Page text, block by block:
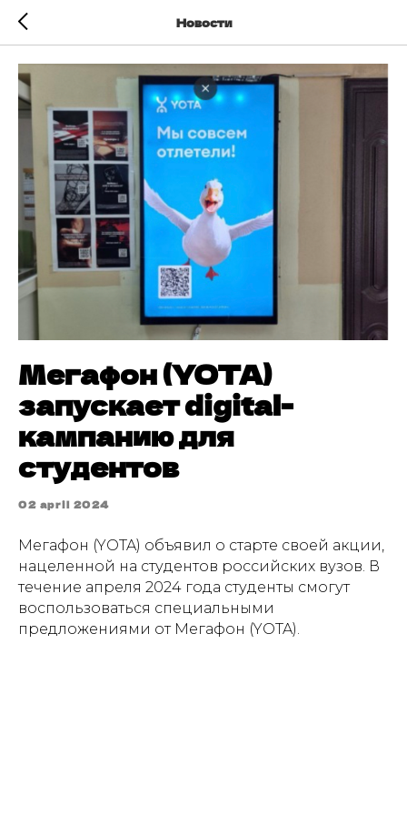
Новости
Мегафон (YOTA)
запускает digital-
кампанию для
студентов
02 april 2024
Мегафон (YOTA) объявил о старте своей акции,
нацеленной на студентов российских вузов. В
течение апреля 2024 года студенты смогут
воспользоваться специальными
предложениями от Мегафон (YOTA).